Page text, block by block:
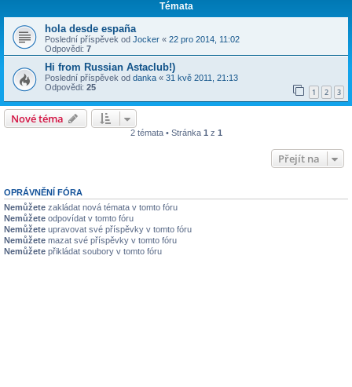
Témata
hola desde españa
Poslední příspěvek od Jocker « 22 pro 2014, 11:02
Odpovědi: 7
Hi from Russian Astaclub!)
Poslední příspěvek od danka « 31 kvě 2011, 21:13
Odpovědi: 25 1 2 3
Nové téma
2 témata • Stránka 1 z 1
Přejít na
OPRÁVNĚNÍ FÓRA
Nemůžete zakládat nová témata v tomto fóru
Nemůžete odpovídat v tomto fóru
Nemůžete upravovat své příspěvky v tomto fóru
Nemůžete mazat své příspěvky v tomto fóru
Nemůžete přikládat soubory v tomto fóru